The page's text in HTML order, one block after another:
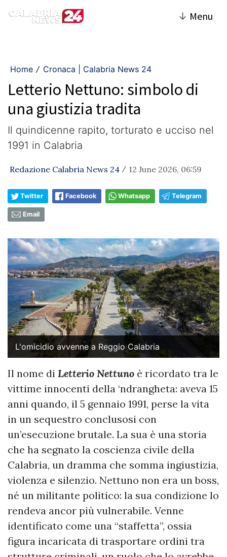
↓ Menu
Home / Cronaca | Calabria News 24
Letterio Nettuno: simbolo di
una giustizia tradita
Il quindicenne rapito, torturato e ucciso nel
1991 in Calabria
Redazione Calabria News 24 / 12 June 2026, 06:59
Twitter Facebook Whatsapp Telegram
Email
L'omicidio avvenne a Reggio Calabria
Il nome di Letterio Nettuno è ricordato tra le
vittime innocenti della ‘ndrangheta: aveva 15
anni quando, il 5 gennaio 1991, perse la vita
in un sequestro conclusosi con
un’esecuzione brutale. La sua è una storia
che ha segnato la coscienza civile della
Calabria, un dramma che somma ingiustizia,
violenza e silenzio. Nettuno non era un boss,
né un militante politico: la sua condizione lo
rendeva ancor più vulnerabile. Venne
identificato come una “staffetta”, ossia
figura incaricata di trasportare ordini tra